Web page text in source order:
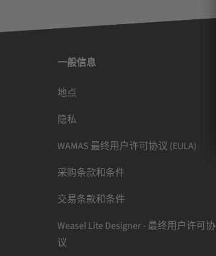
一般信息
地点
隐私
WAMAS 最终用户许可协议 (EULA)
采购条款和条件
交易条款和条件
Weasel Lite Designer - 最终用户许可协
议